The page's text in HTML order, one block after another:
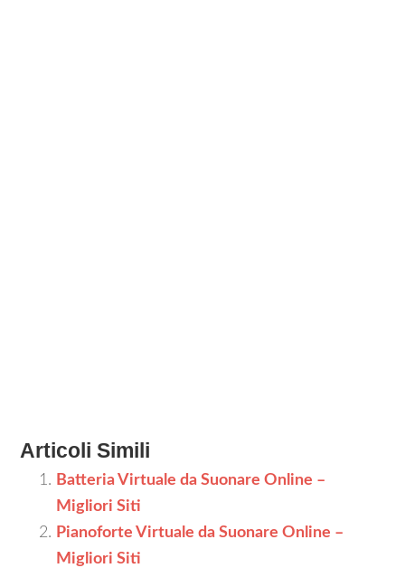
Articoli Simili
Batteria Virtuale da Suonare Online –
Migliori Siti
Pianoforte Virtuale da Suonare Online –
Migliori Siti